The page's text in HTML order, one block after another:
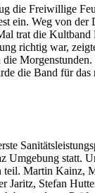
die Freiwillige
ein. Weg von der
trat die Kultband
richtig war,
Morgenstunden.
die Band für das
Umgebung statt.
teil. Martin Kainz,
Jaritz, Stefan